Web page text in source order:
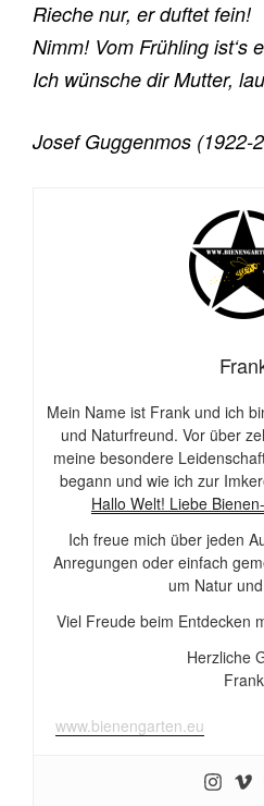
Rieche nur, er duftet fein!
Nimm! Vom Frühling ist‘s
Ich wünsche dir Mutter,
Josef Guggenmos (1922-
Mein Name ist Frank und ich
und Naturfreund. Vor über
meine besondere
begann und wie ich zur
Hallo Welt! Liebe
Ich freue mich über jeden
Anregungen oder einfach
um Natur
Viel Freude beim Entdecken
Herzliche
Frank
www.bienengarten.eu